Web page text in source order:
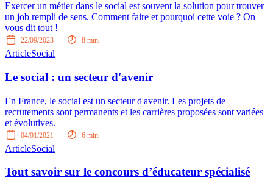
Exercer un métier dans le social est souvent la solution pour trouver
un job rempli de sens. Comment faire et pourquoi cette voie ? On
vous dit tout !
22/09/2023 8 mins
ArticleSocial
Le social : un secteur d'avenir
En France, le social est un secteur d'avenir. Les projets de
recrutements sont permanents et les carrières proposées sont variées
et évolutives.
04/01/2021 6 mins
ArticleSocial
Tout savoir sur le concours d’éducateur spécialisé